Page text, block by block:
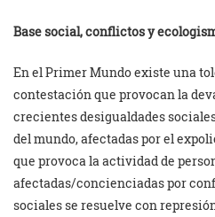
Base social, conflictos y
En el Primer Mundo existe una
contestación que provocan la
crecientes desigualdades
del mundo, afectadas por el
que provoca la actividad de
afectadas/concienciadas por
sociales se resuelve con